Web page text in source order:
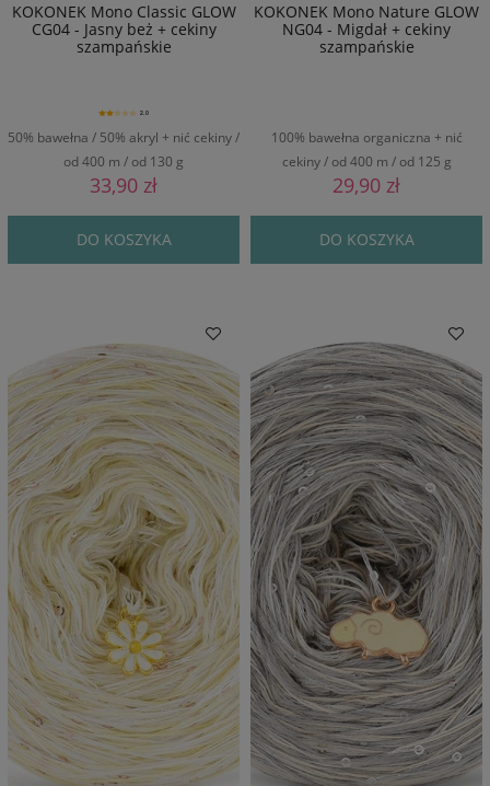
KOKONEK Mono Classic GLOW
CG04 - Jasny beż + cekiny
szampańskie
50% bawełna / 50% akryl + nić cekiny /
od 400 m / od 130 g
2.0
33,90 zł
DO KOSZYKA
KOKONEK Mono Nature GLOW
NG04 - Migdał + cekiny
szampańskie
100% bawełna organiczna + nić
cekiny / od 400 m / od 125 g
29,90 zł
DO KOSZYKA